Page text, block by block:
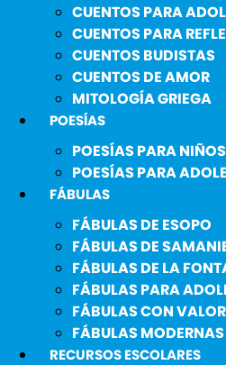
CUENTOS PARA
CUENTOS PARA
CUENTOS BUDISTAS
CUENTOS DE AMOR
MITOLOGÍA GRIEGA
POESÍAS
POESÍAS PARA NIÑOS
POESÍAS PARA
FÁBULAS
FÁBULAS DE ESOPO
FÁBULAS DE
FÁBULAS DE LA
FÁBULAS PARA
FÁBULAS CON
FÁBULAS MODERNAS
RECURSOS ESCOLARES